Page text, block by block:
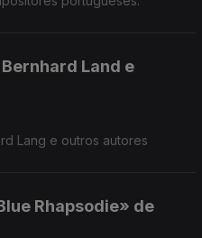
Land e
Lang e outros autores
Rhapsodie» de